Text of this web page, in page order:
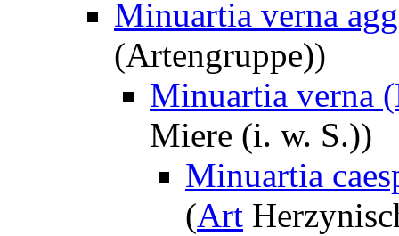
Minuartia verna
(Artengruppe))
Minuartia verna
Miere (i. w. S.))
Minuartia
(Art